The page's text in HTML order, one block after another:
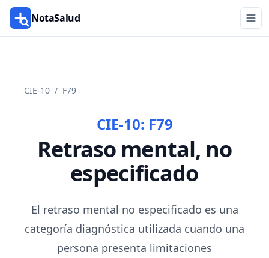
NotaSalud
CIE-10 / F79
CIE-10: F79
Retraso mental, no
especificado
El retraso mental no especificado es una
categoría diagnóstica utilizada cuando una
persona presenta limitaciones